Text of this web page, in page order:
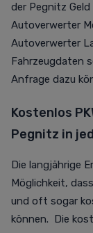
der Pegnitz
Autoverwerter
Autoverwerter
Fahrzeugdaten
Anfrage dazu
Kostenlos
Pegnitz in
Die langjährige
Möglichkeit,
und oft sogar
können. Die